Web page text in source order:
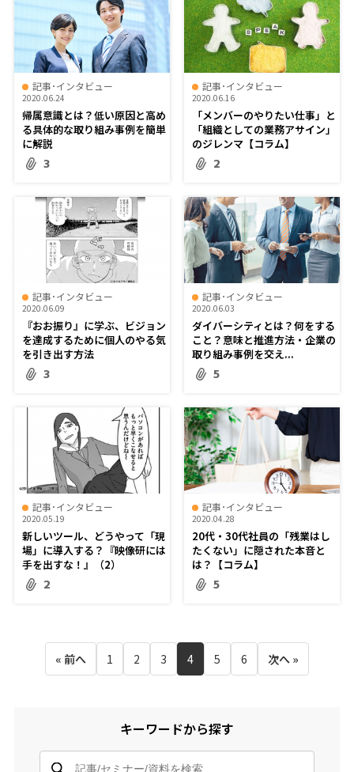
記事･インタビュー
2020.06.24
帰属意識とは？低い原因と高め
る具体的な取り組み事例を簡単
に解説
3
記事･インタビュー
2020.06.16
「メンバーのやりたい仕事」と
「組織としての業務アサイン」
のジレンマ【コラム】
2
記事･インタビュー
2020.06.09
『おお振り』に学ぶ、ビジョン
を達成するために個人のやる気
を引き出す方法
3
記事･インタビュー
2020.06.03
ダイバーシティとは？何をする
こと？意味と推進方法・企業の
取り組み事例を交え...
5
記事･インタビュー
2020.05.19
新しいツール、どうやって「現
場」に導入する？『映像研には
手を出すな！』（2）
2
記事･インタビュー
2020.04.28
20代・30代社員の「残業はし
たくない」に隠された本音と
は？【コラム】
5
« 前へ 1 2 3 4 5 6 次へ »
キーワードから探す